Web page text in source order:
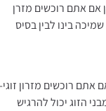
אם אתם רוכשים מזרן
בינו לבין בסיס
רוכשים מזרון זוגי-
הזוג יכול להרגיש